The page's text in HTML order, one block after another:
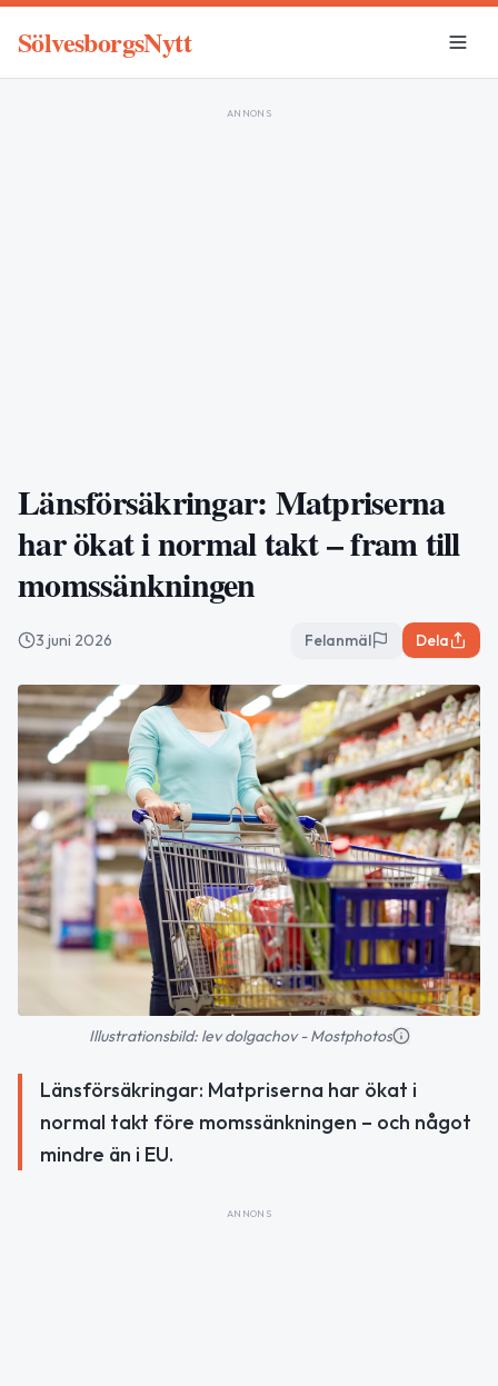
SölvesborgsNytt
ANNONS
Länsförsäkringar: Matpriserna
har ökat i normal takt – fram till
momssänkningen
3 juni 2026 Felanmäl Dela
Illustrationsbild: lev dolgachov - Mostphotos
Länsförsäkringar: Matpriserna har ökat i
normal takt före momssänkningen – och något
mindre än i EU.
ANNONS